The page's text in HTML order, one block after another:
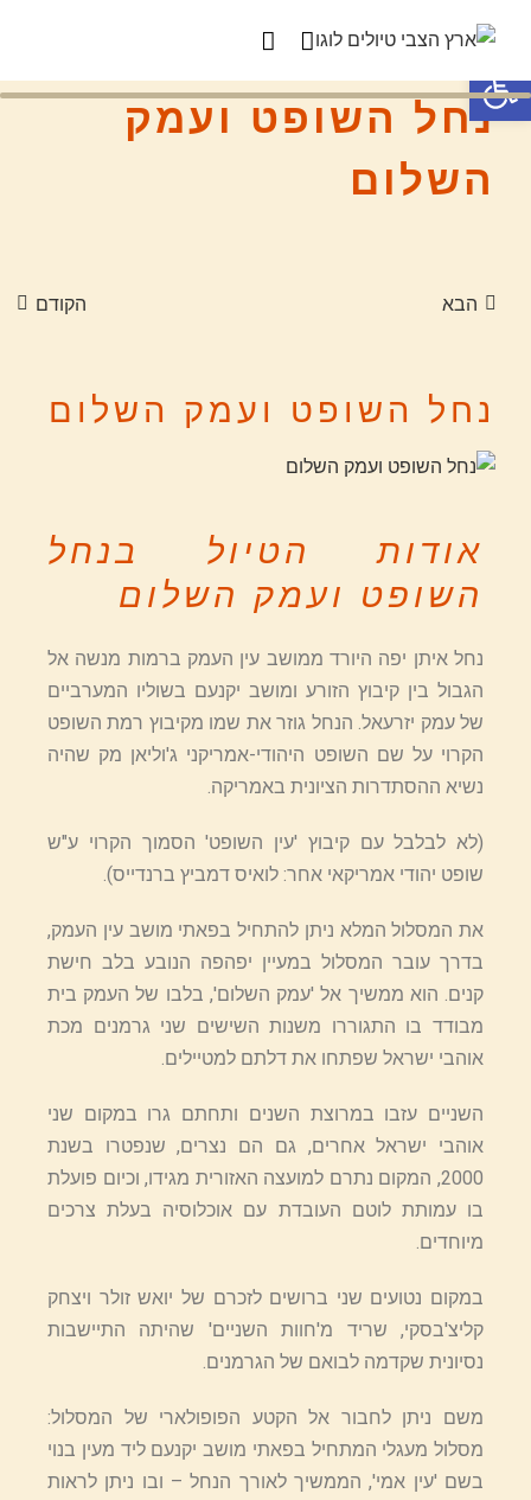
נחל השופט ועמק
השלום
הקודם הבא
נחל השופט ועמק השלום
אודות הטיול בנחל
השופט ועמק השלום
נחל איתן יפה היורד ממושב עין העמק ברמות מנשה אל
הגבול בין קיבוץ הזורע ומושב יקנעם בשוליו המערביים
של עמק יזרעאל. הנחל גוזר את שמו מקיבוץ רמת השופט
הקרוי על שם השופט היהודי-אמריקני ג'וליאן מק שהיה
נשיא ההסתדרות הציונית באמריקה.
(לא לבלבל עם קיבוץ 'עין השופט' הסמוך הקרוי ע"ש
שופט יהודי אמריקאי אחר: לואיס דמביץ ברנדייס).
את המסלול המלא ניתן להתחיל בפאתי מושב עין העמק,
בדרך עובר המסלול במעיין יפהפה הנובע בלב חישת
קנים. הוא ממשיך אל 'עמק השלום', בלבו של העמק בית
מבודד בו התגוררו משנות השישים שני גרמנים מכת
אוהבי ישראל שפתחו את דלתם למטיילים.
השניים עזבו במרוצת השנים ותחתם גרו במקום שני
אוהבי ישראל אחרים, גם הם נצרים, שנפטרו בשנת
2000, המקום נתרם למועצה האזורית מגידו, וכיום פועלת
בו עמותת לוטם העובדת עם אוכלוסיה בעלת צרכים
מיוחדים.
במקום נטועים שני ברושים לזכרם של יואש זולר ויצחק
קליצ'בסקי, שריד מ'חוות השניים' שהיתה התיישבות
נסיונית שקדמה לבואם של הגרמנים.
משם ניתן לחבור אל הקטע הפופולארי של המסלול:
מסלול מעגלי המתחיל בפאתי מושב יקנעם ליד מעין בנוי
בשם 'עין אמי', הממשיך לאורך הנחל – ובו ניתן לראות
פתח סרגל נגישות